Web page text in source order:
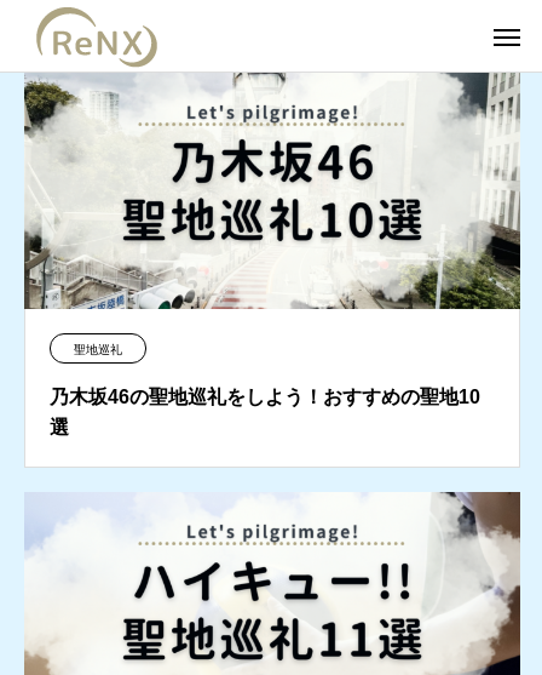
聖地巡礼
乃木坂46の聖地巡礼をしよう！おすすめの聖地10
選